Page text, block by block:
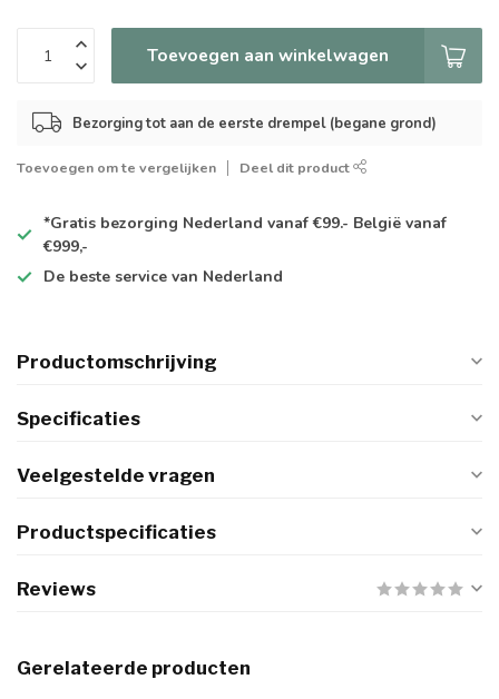
Toevoegen aan winkelwagen
Bezorging tot aan de eerste drempel (begane grond)
Toevoegen om te vergelijken Deel dit product
*Gratis bezorging Nederland vanaf €99.- België vanaf
€999,-
De beste service van Nederland
Productomschrijving
Specificaties
Veelgestelde vragen
Productspecificaties
Reviews
Gerelateerde producten